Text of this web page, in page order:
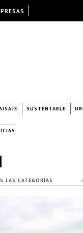
SUSTENTABLE
LAS CATEGORÍAS